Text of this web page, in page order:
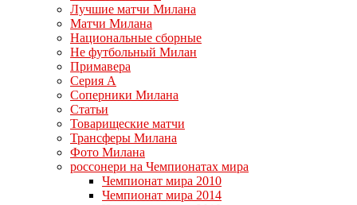
Лучшие матчи Милана
Матчи Милана
Национальные сборные
Не футбольный Милан
Примавера
Серия А
Соперники Милана
Статьи
Товарищеские матчи
Трансферы Милана
Фото Милана
россонери на Чемпионатах мира
Чемпионат мира 2010
Чемпионат мира 2014